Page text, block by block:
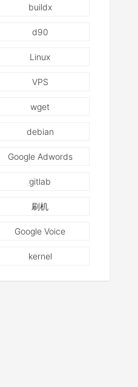
buildx
d90
Linux
VPS
wget
debian
Google Adwords
gitlab
刷机
Google Voice
kernel